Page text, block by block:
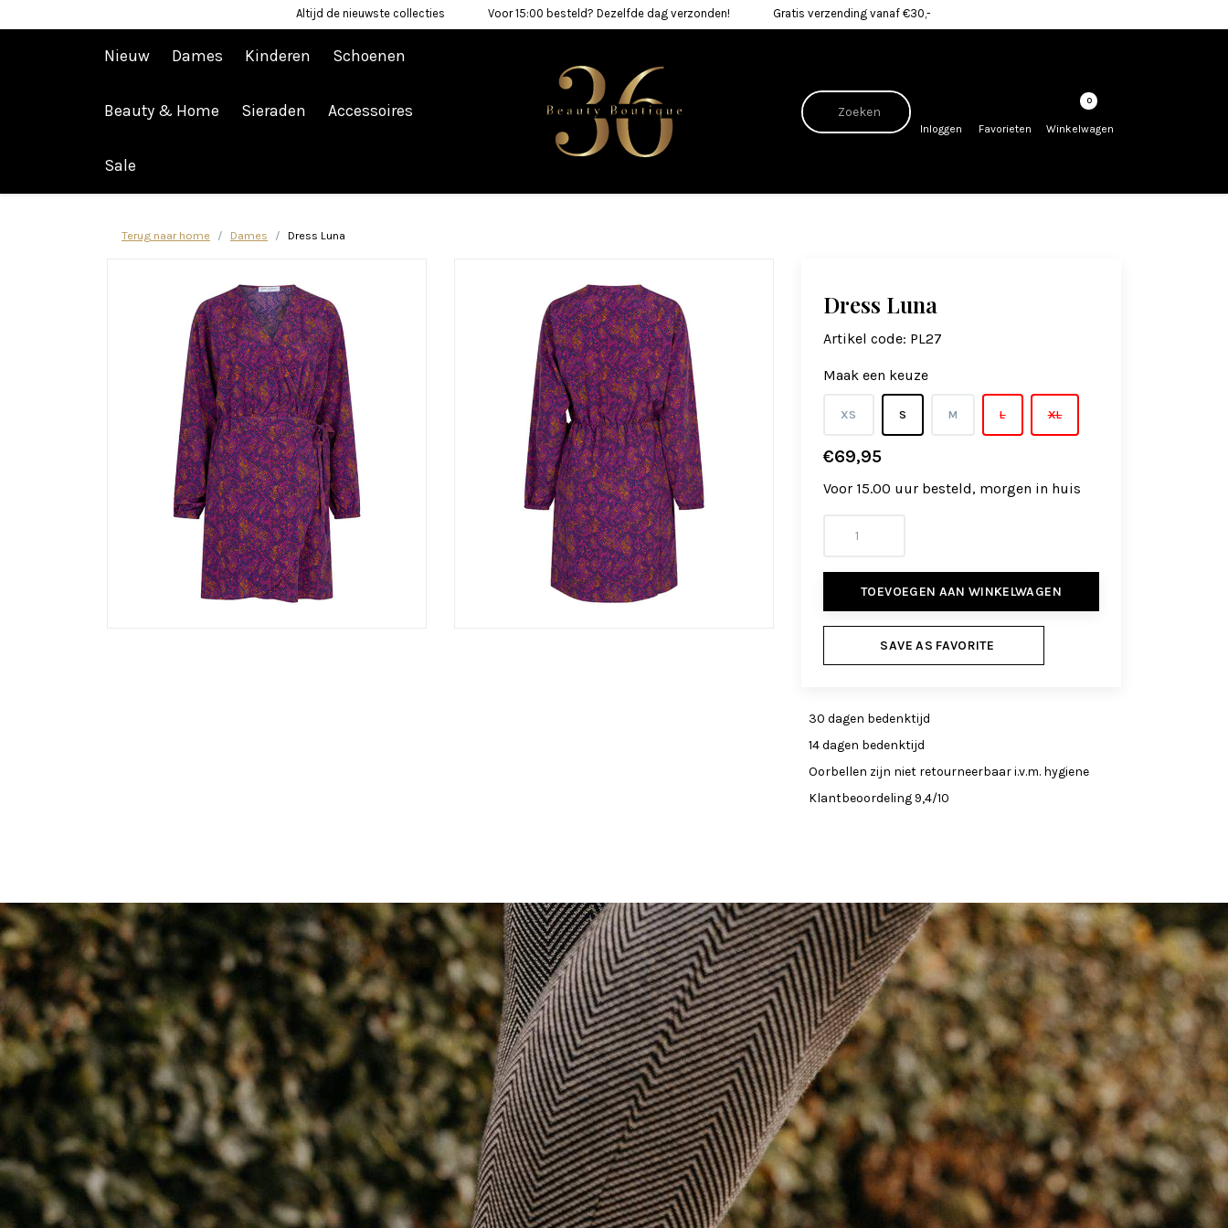
Altijd de nieuwste collecties Voor 15:00 besteld? Dezelfde dag verzonden! Gratis verzending vanaf €30,-
Nieuw Dames Kinderen Schoenen
Beauty & Home Sieraden Accessoires
Sale
Inloggen Favorieten
0
Winkelwagen
Afrekenen is uitgeschakeld.
Terug naar home Dames Dress Luna
Dress Luna
Artikel code: PL27
Maak een keuze
XS S M L XL
€69,95
Voor 15.00 uur besteld, morgen in huis
TOEVOEGEN AAN WINKELWAGEN
SAVE AS FAVORITE
30 dagen bedenktijd
14 dagen bedenktijd
Oorbellen zijn niet retourneerbaar i.v.m. hygiene
Klantbeoordeling 9,4/10